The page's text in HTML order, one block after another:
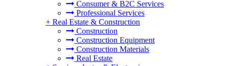
Consumer & B2C Services
Professional Services
+ Real Estate & Construction
Construction
Construction Equipment
Construction Materials
Real Estate